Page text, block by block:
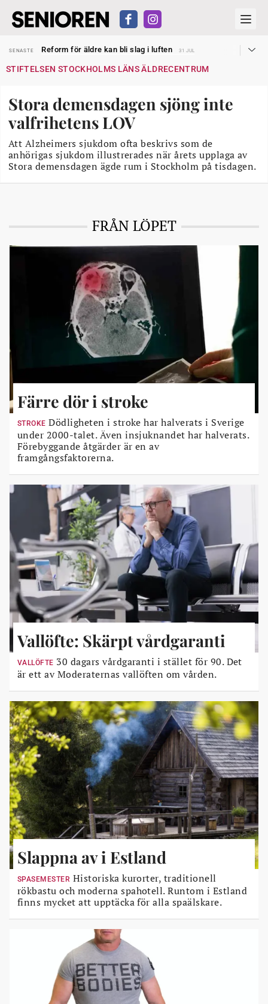
SENASTE
Reform för äldre kan bli slag i luften
31 JUL
SENASTE
Dom öppnar för rätt till garantipension
30 JUL
SENASTE
Liten höjning av garantipensionen
27 JUL
SENASTE
Sven Hagströmer sommarpratar
26 JUL
SENASTE
Reform för äldre kan bli slag i luften
STIFTELSEN STOCKHOLMS LÄNS ÄLDRECENTRUM
Stora demensdagen sjöng inte
valfrihetens LOV
Att Alzheimers sjukdom ofta beskrivs som de
anhörigas sjukdom illustrerades när årets upplaga av
Stora demensdagen ägde rum i Stockholm på tisdagen.
FRÅN LÖPET
Färre dör i stroke
STROKE Dödligheten i stroke har halverats i Sverige
under 2000-talet. Även insjuknandet har halverats.
Förebyggande åtgärder är en av
framgångsfaktorerna.
Vallöfte: Skärpt vårdgaranti
VALLÖFTE 30 dagars vårdgaranti i stället för 90. Det
är ett av Moderaternas vallöften om vården.
Slappna av i Estland
SPASEMESTER Historiska kurorter, traditionell
rökbastu och moderna spahotell. Runtom i Estland
finns mycket att upptäcka för alla spaälskare.